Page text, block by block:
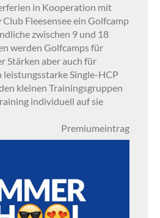
in Kooperation mit
Fleesensee ein Golfcamp
zwischen 9 und 18
werden Golfcamps für
Stärken aber auch für
Single-HCP
kleinen Trainingsgruppen
individuell auf sie
Premiumeintrag